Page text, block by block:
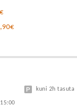
kuni 2h tasuta